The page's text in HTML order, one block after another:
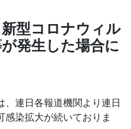
新型コロナウィル
発生した場合に
、連日各報道機関より連日
染拡大が続いておりま